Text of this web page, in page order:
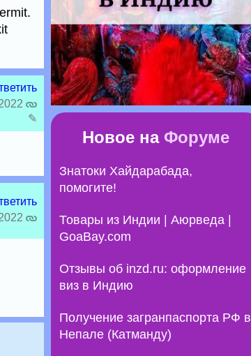
✎
Новое на Форуме
Знатоки Хайдарабада,
помогите!
Товары из Индии | Аюрведа |
GoaBay.com
Отзывы об inzd.ru: оформление
виз в Индию
Получение загранпаспорта РФ в
Непале (Катманду)